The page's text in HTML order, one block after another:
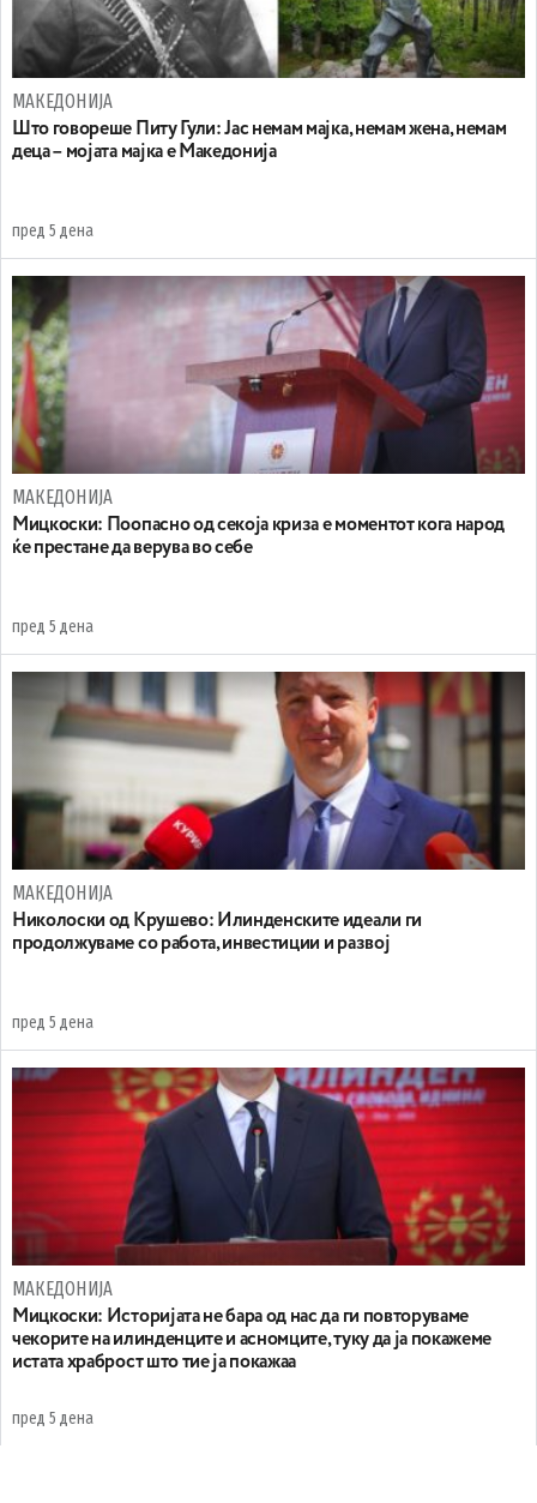
МАКЕДОНИЈА
Што говореше Питу Гули: Јас немам мајка, немам жена, немам
деца – мојата мајка е Македонија
пред 5 дена
МАКЕДОНИЈА
Мицкоски: Поопасно од секоја криза е моментот кога народ
ќе престане да верува во себе
пред 5 дена
МАКЕДОНИЈА
Николоски од Крушево: Илинденските идеали ги
продолжуваме со работа, инвестиции и развој
пред 5 дена
МАКЕДОНИЈА
Мицкоски: Историјата не бара од нас да ги повторуваме
чекорите на илинденците и асномците, туку да ја покажеме
истата храброст што тие ја покажаа
пред 5 дена